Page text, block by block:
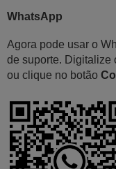
WhatsApp
Agora pode usar o
de suporte. Digitalize
ou clique no botão